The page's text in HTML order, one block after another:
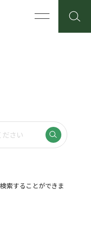
索することができま